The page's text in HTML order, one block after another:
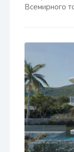
Всемирного